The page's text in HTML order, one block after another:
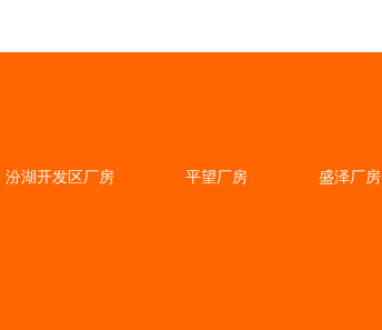
汾湖开发区厂房 平望厂房 盛泽厂房